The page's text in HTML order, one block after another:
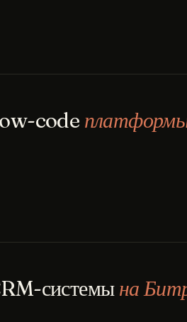
code
системына